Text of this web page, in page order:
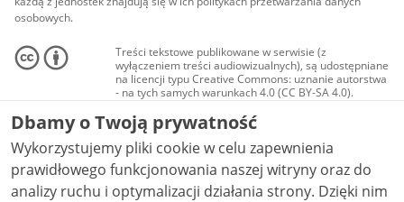
osobowych.
Treści tekstowe publikowane w serwisie (z
wyłączeniem treści audiowizualnych), są udostępniane
na licencji typu Creative Commons: uznanie autorstwa
- na tych samych warunkach 4.0 (CC BY-SA 4.0).
Materiały audiowizualne, w tym zdjęcia, materiały
audio i wideo, są udostępniane na licencji typu
Creative Commons: uznanie autorstwa użycie
niekomercyjne - bez utworów zależnych 4.0 (CC BY-
NC-ND 4.0), o ile nie jest to stwierdzone inaczej.
Dbamy o Twoją prywatność
Wykorzystujemy pliki cookie w celu zapewnienia
prawidłowego funkcjonowania naszej witryny oraz do
analizy ruchu i optymalizacji działania strony. Dzięki nim